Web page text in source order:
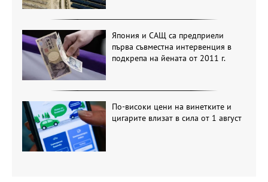
Япония и САЩ са предприели
първа съвместна интервенция в
подкрепа на йената от 2011 г.
По-високи цени на винетките и
цигарите влизат в сила от 1 август